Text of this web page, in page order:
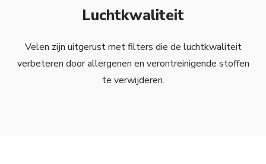
Luchtkwaliteit
Velen zijn uitgerust met filters die de luchtkwaliteit
verbeteren door allergenen en verontreinigende stoffen
te verwijderen.